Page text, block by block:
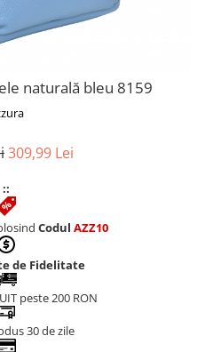
naturală bleu 8159
309,99 Lei
::
Codul AZZ10
de Fidelitate
peste 200 RON
30 de zile